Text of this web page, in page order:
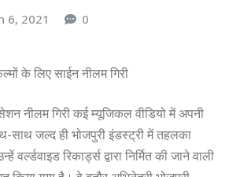
6, 2021 0
के लिए साईन नीलम गिरी
नीलम गिरी कई म्यूजिकल वीडियो में अपनी
साथ जल्द ही भोजपुरी इंडस्ट्री में तहलका
रिकार्ड्स द्वारा निर्मित की जाने वाली